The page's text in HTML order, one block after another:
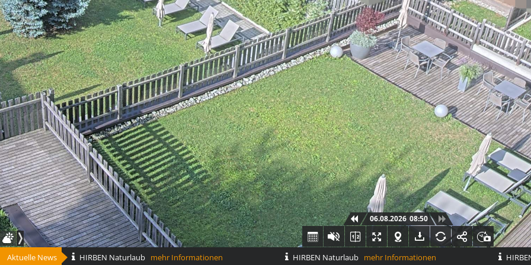
06.08.2026 08:50
Aktuelle News HIRBEN Naturlaubmehr Informationen HIRBEN Naturlaubmehr Informationen HIRBEN